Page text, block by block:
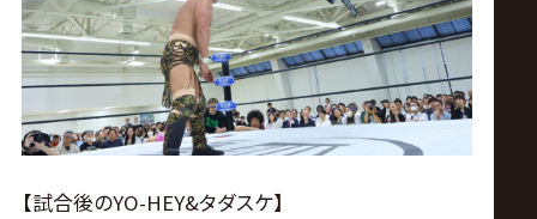
【試合後のYO-HEY&タダスケ】